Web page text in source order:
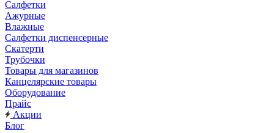
Салфетки
Ажурные
Влажные
Салфетки диспенсерные
Скатерти
Трубочки
Товары для магазинов
Канцелярские товары
Оборудование
Прайс
Акции
Блог